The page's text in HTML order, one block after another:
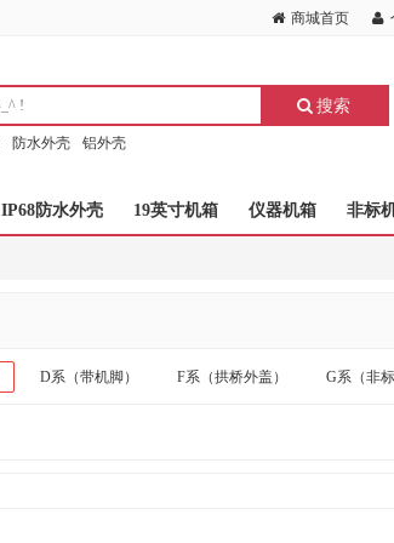
商城首页
搜索
防水外壳 铝外壳
IP68防水外壳 19英寸机箱 仪器机箱 非标
D系（带机脚） F系（拱桥外盖） G系（非